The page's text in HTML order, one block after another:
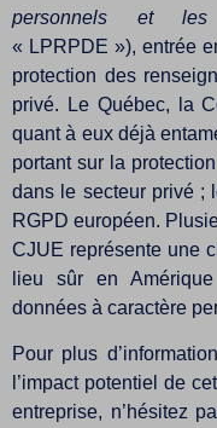
personnels et les
« LPRPDE »), entrée
protection des
privé. Le Québec, la
quant à eux déjà
portant sur la
dans le secteur privé ;
RGPD européen.
CJUE représente une
lieu sûr en
données à caractère
Pour plus
l’impact potentiel de
entreprise, n’hésitez